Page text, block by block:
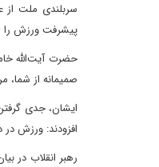
سربلندی ملت از
پیشرفت ورزش را
حضرت آیت‌الله
صمیمانه از شما،
ایشان، جدی
افزودند: ورزش
رهبر انقلاب در